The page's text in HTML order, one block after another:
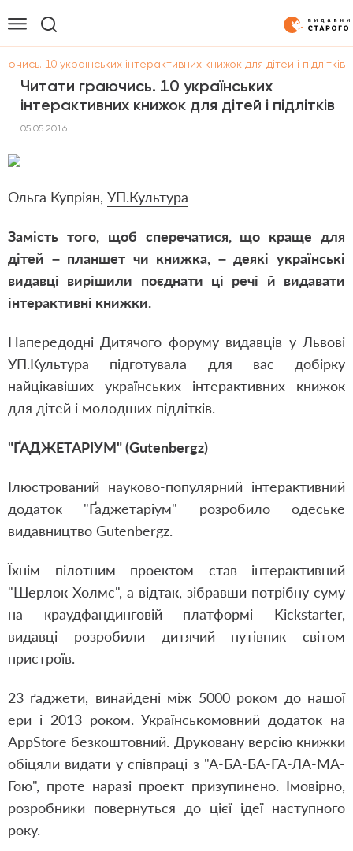
10 українських інтерактивних книжок для дітей і підлітків
Читати граючись. 10 українських
інтерактивних книжок для дітей і підлітків
05.05.2016
Ольга Купріян, УП.Культура
Замість того, щоб сперечатися, що краще для
дітей – планшет чи книжка, – деякі українські
видавці вирішили поєднати ці речі й видавати
інтерактивні книжки.
Напередодні Дитячого форуму видавців у Львові
УП.Культура підготувала для вас добірку
найцікавіших українських інтерактивних книжок
для дітей і молодших підлітків.
"ҐАДЖЕТАРІУМ" (Gutenbergz)
Ілюстрований науково-популярний інтерактивний
додаток "Ґаджетаріум" розробило одеське
видавництво Gutenbergz.
Їхнім пілотним проектом став інтерактивний
"Шерлок Холмс", а відтак, зібравши потрібну суму
на краудфандинговій платформі Kickstarter,
видавці розробили дитячий путівник світом
пристроїв.
23 ґаджети, винайдені між 5000 роком до нашої
ери і 2013 роком. Українськомовний додаток на
AppStore безкоштовний. Друковану версію книжки
обіцяли видати у співпраці з "А-БА-БА-ГА-ЛА-МА-
Гою", проте наразі проект призупинено. Імовірно,
розробники повернуться до цієї ідеї наступного
року.